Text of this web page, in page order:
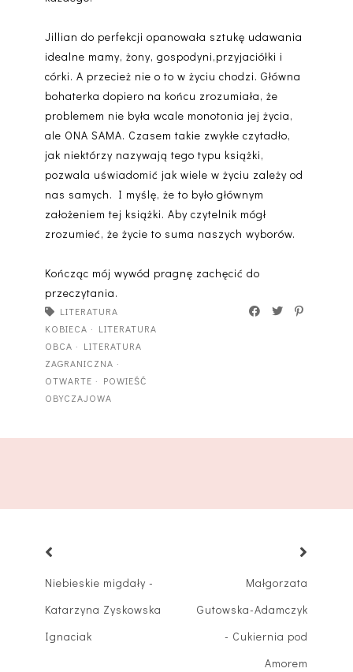
Jillian do perfekcji opanowała sztukę udawania
idealne mamy, żony, gospodyni,przyjaciółki i
córki. A przecież nie o to w życiu chodzi. Główna
bohaterka dopiero na końcu zrozumiała, że
problemem nie była wcale monotonia jej życia,
ale ONA SAMA. Czasem takie zwykłe czytadło,
jak niektórzy nazywają tego typu książki,
pozwala uświadomić jak wiele w życiu zależy od
nas samych. I myślę, że to było głównym
założeniem tej książki. Aby czytelnik mógł
zrozumieć, że życie to suma naszych wyborów.
Kończąc mój wywód pragnę zachęcić do
przeczytania.
LITERATURA
KOBIECA · LITERATURA
OBCA · LITERATURA
ZAGRANICZNA ·
OTWARTE · POWIEŚĆ
OBYCZAJOWA
Niebieskie migdały -
Katarzyna Zyskowska
Ignaciak
Małgorzata
Gutowska-Adamczyk
- Cukiernia pod
Amorem